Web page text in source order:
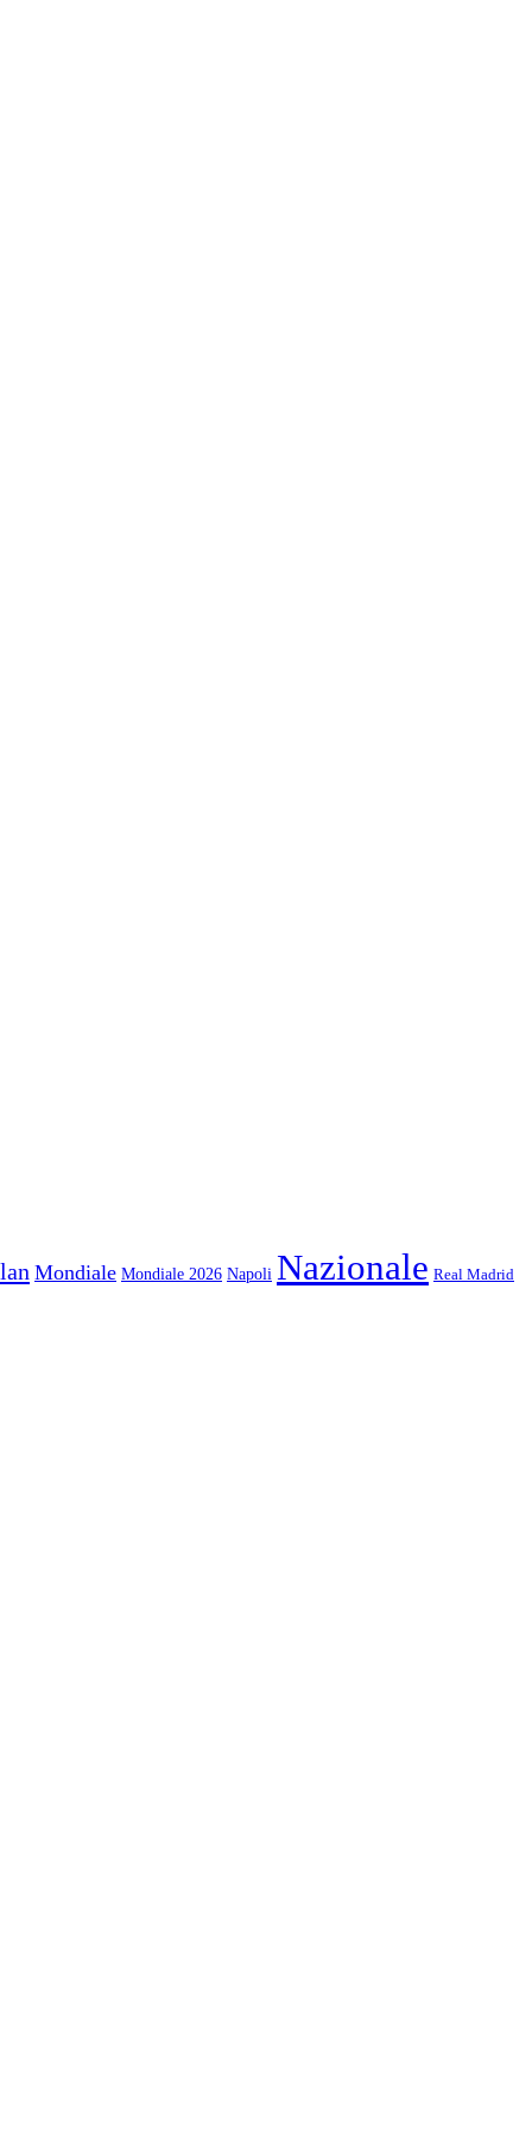
Mondiale Mondiale 2026 Napoli Nazionale Real Madrid